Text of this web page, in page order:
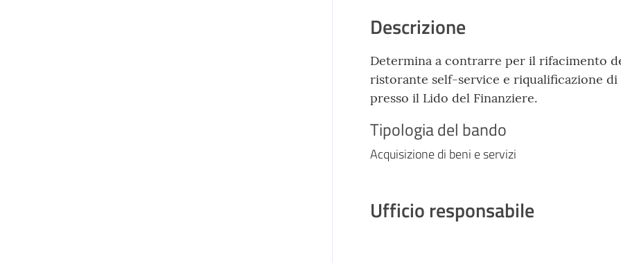
Descrizione
Determina a contrarre per il rifacimento
ristorante self-service e riqualificazione di
presso il Lido del Finanziere.
Tipologia del bando
Acquisizione di beni e servizi
Ufficio responsabile